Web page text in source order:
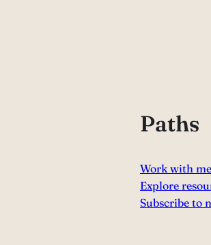
Paths
Work with me
Explore
Subscribe to